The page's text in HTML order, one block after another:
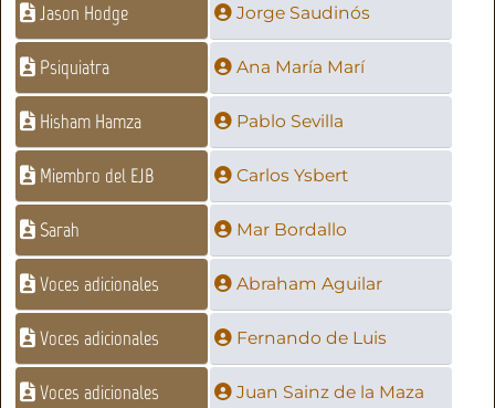
Jason Hodge Jorge Saudinós
Psiquiatra Ana María Marí
Hisham Hamza Pablo Sevilla
Miembro del EJB Carlos Ysbert
Sarah Mar Bordallo
Voces adicionales Abraham Aguilar
Voces adicionales Fernando de Luis
Voces adicionales Juan Sainz de la Maza